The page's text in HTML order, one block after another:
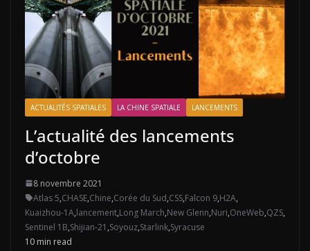
ACTUALITÉS SPATIALES LA CHINE SPATIALE LANCEMENTS
L’actualité des lancements
d’octobre
8 novembre 2021
Atlas 5,CHASE,Chine,Corée du Sud,CSS,Falcon 9,H2A,
Kuaizhou-1A,lancement,Long March,New Glenn,Nuri,OneWeb,QZS,
Sentinel 1B,Shijian-21 ,Soyouz,Starlink,Syracuse
10 min read